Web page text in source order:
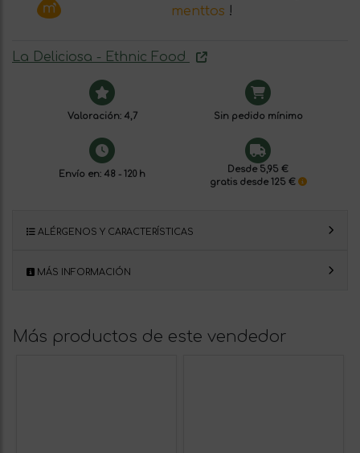
menttos !
La Deliciosa - Ethnic Food
Valoración: 4,7 Sin pedido mínimo
Envío en: 48 - 120 h
Desde 5,95 €
gratis desde 125 €
ALÉRGENOS Y CARACTERÍSTICAS
MÁS INFORMACIÓN
Más productos de este vendedor